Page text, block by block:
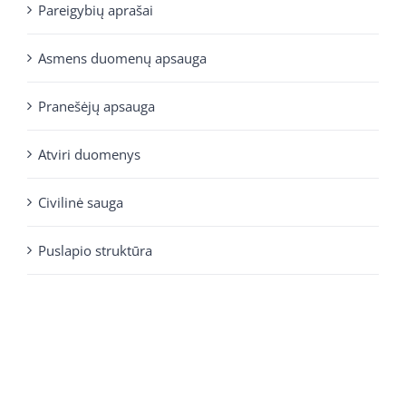
Pareigybių aprašai
Asmens duomenų apsauga
Pranešėjų apsauga
Atviri duomenys
Civilinė sauga
Puslapio struktūra